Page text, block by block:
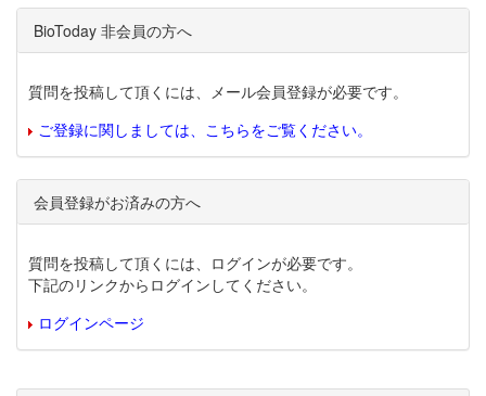
BioToday 非会員の方へ
質問を投稿して頂くには、メール会員登録が必要です。
ご登録に関しましては、こちらをご覧ください。
会員登録がお済みの方へ
質問を投稿して頂くには、ログインが必要です。
下記のリンクからログインしてください。
ログインページ